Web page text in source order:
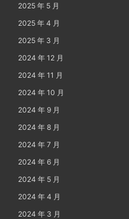
2025 年 5 月
2025 年 4 月
2025 年 3 月
2024 年 12 月
2024 年 11 月
2024 年 10 月
2024 年 9 月
2024 年 8 月
2024 年 7 月
2024 年 6 月
2024 年 5 月
2024 年 4 月
2024 年 3 月